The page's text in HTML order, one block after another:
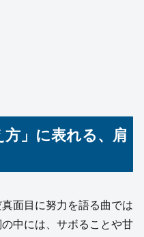
方」に表れる、肩
面目に努力を語る曲では
中には、サボることや甘